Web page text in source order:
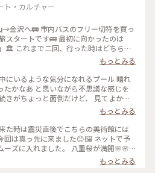
ト・カルチャー
金沢へ🚃 市内バスのフリー切符を買っ
スタートです🚌 最初に向かったのは
🏛️ これまで二回、行った時はどちらも
あのスイミングプールも見ることが 出
一人(笑)なのでプールに入っても上から
、、、 なので上から下の人達を見て楽
かな❓の子供達の同行者の様に…🤣 混ま
来たので そこまで混雑してなくゆっく
ール #金沢市内バスフリー切符
もっとみる
いるような気分になれるプール 晴れ
たかなあ と思いながら不思議な感じを
もっとみる
真っ先に来ました😊🖼️ ネットで予
ました。 八重桜が満開🌸🌸
。 今日は海外からの観光
もっとみる